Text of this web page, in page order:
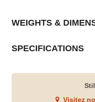
WEIGHTS &
SPECIFICATIONS
Visitez